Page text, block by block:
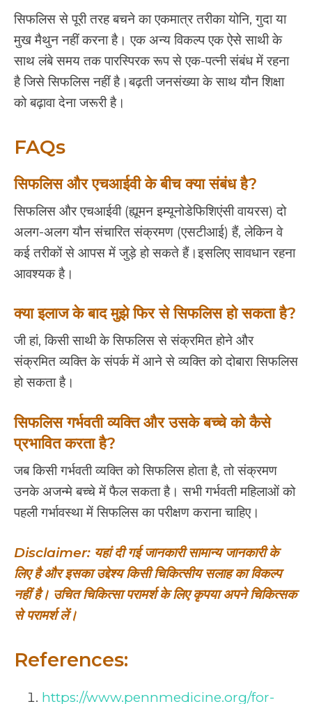
सिफलिस से पूरी तरह बचने का एकमात्र तरीका योनि, गुदा या
मुख मैथुन नहीं करना है। एक अन्य विकल्प एक ऐसे साथी के
साथ लंबे समय तक पारस्पिरक रूप से एक-पत्नी संबंध में रहना
है जिसे सिफलिस नहीं है।बढ़ती जनसंख्या के साथ यौन शिक्षा
को बढ़ावा देना जरूरी है।
FAQs
सिफलिस और एचआईवी के बीच क्या संबंध है?
सिफलिस और एचआईवी (ह्यूमन इम्यूनोडेफिशिएंसी वायरस) दो
अलग-अलग यौन संचारित संक्रमण (एसटीआई) हैं, लेकिन वे
कई तरीकों से आपस में जुड़े हो सकते हैं।इसलिए सावधान रहना
आवश्यक है।
क्या इलाज के बाद मुझे फिर से सिफलिस हो सकता है?
जी हां, किसी साथी के सिफलिस से संक्रमित होने और
संक्रमित व्यक्ति के संपर्क में आने से व्यक्ति को दोबारा सिफलिस
हो सकता है।
सिफलिस गर्भवती व्यक्ति और उसके बच्चे को कैसे
प्रभावित करता है?
जब किसी गर्भवती व्यक्ति को सिफलिस होता है, तो संक्रमण
उनके अजन्मे बच्चे में फैल सकता है। सभी गर्भवती महिलाओं को
पहली गर्भावस्था में सिफलिस का परीक्षण कराना चाहिए।
Disclaimer: यहां दी गई जानकारी सामान्य जानकारी के
लिए है और इसका उद्देश्य किसी चिकित्सीय सलाह का विकल्प
नहीं है। उचित चिकित्सा परामर्श के लिए कृपया अपने चिकित्सक
से परामर्श लें।
References:
https://www.pennmedicine.org/for-